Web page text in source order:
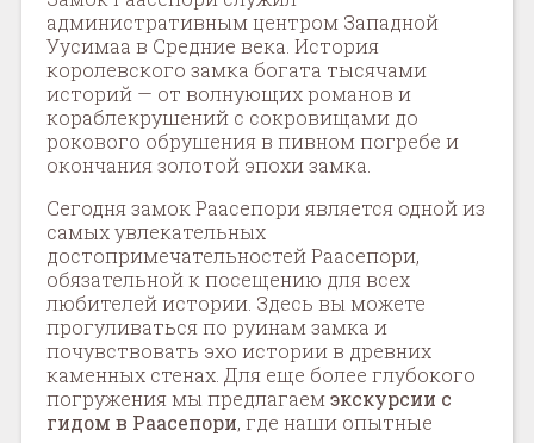
административным центром Западной
Уусимаа в Средние века. История
королевского замка богата тысячами
историй — от волнующих романов и
кораблекрушений с сокровищами до
рокового обрушения в пивном погребе и
окончания золотой эпохи замка.
Сегодня замок Раасепори является одной из
самых увлекательных
достопримечательностей Раасепори,
обязательной к посещению для всех
любителей истории. Здесь вы можете
прогуливаться по руинам замка и
почувствовать эхо истории в древних
каменных стенах. Для еще более глубокого
погружения мы предлагаемэкскурсии с
гидом в Раасепори, где наши опытные